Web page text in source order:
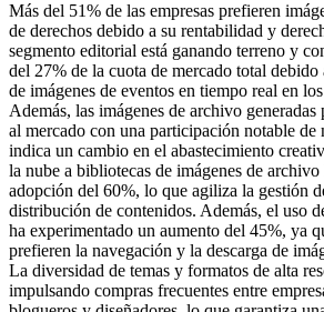
Más del 51% de las empresas prefieren
de derechos debido a su rentabilidad y
segmento editorial está ganando terreno y
del 27% de la cuota de mercado total debido
de imágenes de eventos en tiempo real en
Además, las imágenes de archivo
al mercado con una participación notable de
indica un cambio en el abastecimiento
la nube a bibliotecas de imágenes de
adopción del 60%, lo que agiliza la gestión
distribución de contenidos. Además, el uso
ha experimentado un aumento del 45%, ya
prefieren la navegación y la descarga de
La diversidad de temas y formatos de alta
impulsando compras frecuentes entre